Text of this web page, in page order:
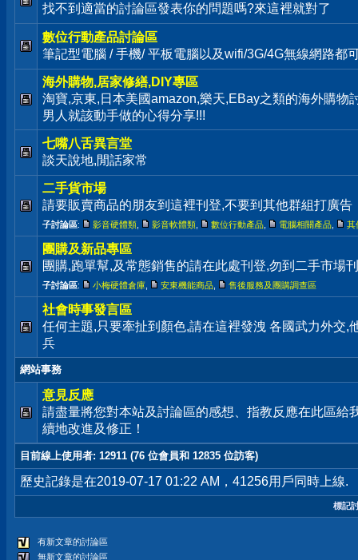
找不到適當的討論區發表你的問題嗎?來這裡就對了
數位行動產品討論區
筆記型電腦 / 手機/ 平板電腦以及wifi/3G/4G無線網路都
海外購物,居家修繕,DIY專區
淘寶,京東,日本美國amazon,樂天,EBay之類的海外購物
男人就該動手做的心得分享!!!
七嘴八舌異言堂
談天說地,閒話家常
二手貨市場
請要販賣商品的朋友到這裡刊登,不要到其他群組打廣告
子討論區: 影音硬體類 影音軟體類 數位行動產品 電腦相關產品 其
團購及新品專區
團購,跑單幫,及常態銷售的請在此處刊登,勿到二手市場
子討論區: 小梅硬體倉庫 安東機能商品 售後服務及團購調查區
社會時事發言區
任何主題,只要牽扯到顏色,請在這裡發洩 各國武力外交,
兵
網站事務
意見反應
請盡量將您對本站及討論區的感想、指教反應在此區給
續地改進及修正！
目前線上使用者: 12911 (76 位會員和 12835 位訪客)
歷史記錄是在2019-07-17 01:22 AM，41256用戶同時上線.
標記
有新文章的討論區
無新文章的討論區